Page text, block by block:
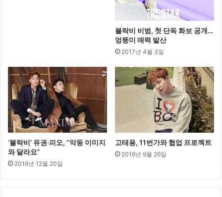
블락비 비범, 첫 단독 화보 공개…
엉뚱미 매력 발산
2017년 4월 3일
‘블락비’ 유권‧피오, “악동 이미지
와 달라요”
2016년 12월 20일
고태용, 11번가와 협업 프로젝트
2016년 9월 26일